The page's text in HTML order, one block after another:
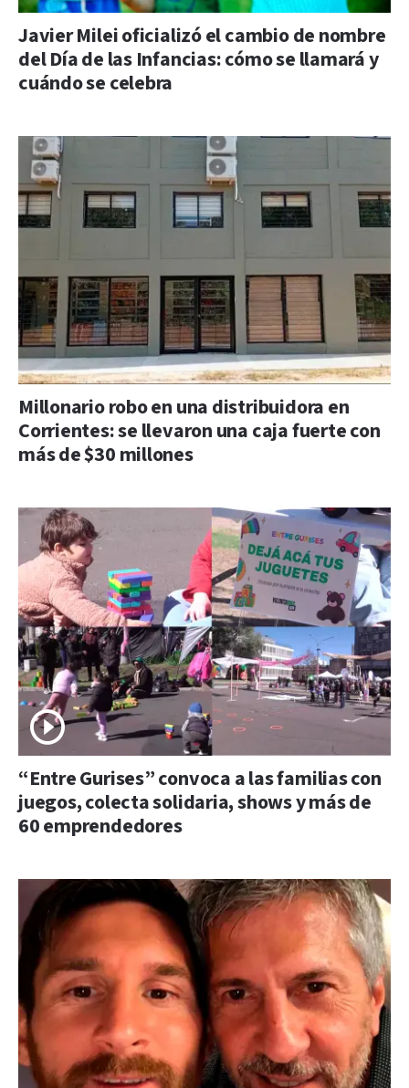
Javier Milei oficializó el cambio de nombre
del Día de las Infancias: cómo se llamará y
cuándo se celebra
Millonario robo en una distribuidora en
Corrientes: se llevaron una caja fuerte con
más de $30 millones
“Entre Gurises” convoca a las familias con
juegos, colecta solidaria, shows y más de
60 emprendedores